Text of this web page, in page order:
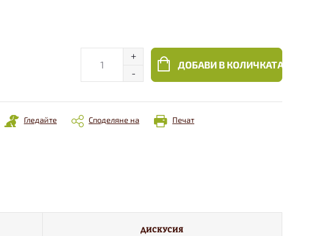
ДОБАВИ В КОЛИЧКАТА
Печат
Гледайте Споделяне на
ДИСКУСИЯ